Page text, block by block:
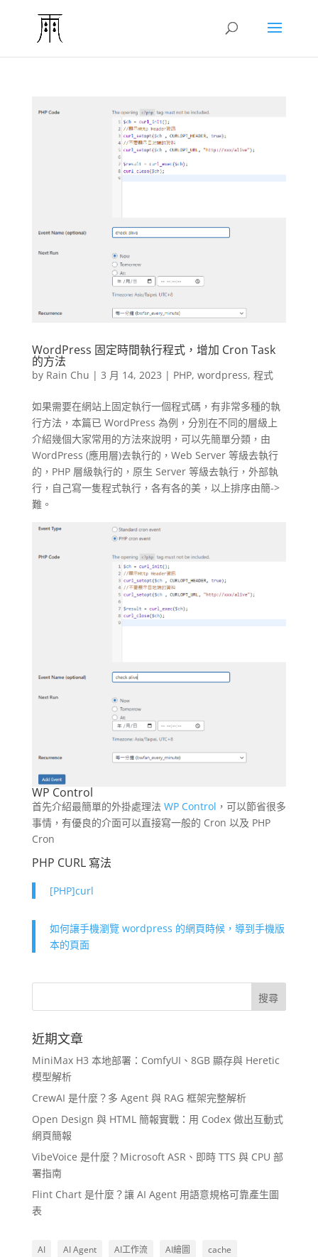
WordPress 固定時間執行程式，增加 Cron Task
的方法
by Rain Chu | 3 月 14, 2023 | PHP, wordpress, 程式
如果需要在網站上固定執行一個程式碼，有非常多種的執
行方法，本篇已 WordPress 為例，分別在不同的層級上
介紹幾個大家常用的方法來說明，可以先簡單分類，由
WordPress (應用層)去執行的，Web Server 等級去執行
的，PHP 層級執行的，原生 Server 等級去執行，外部執
行，自己寫一隻程式執行，各有各的美，以上排序由簡->
難。
WP Control
首先介紹最簡單的外掛處理法 WP Control ，可以節省很多
事情，有優良的介面可以直接寫一般的 Cron 以及 PHP
Cron
PHP CURL 寫法
[PHP]curl
如何讓手機瀏覽 wordpress 的網頁時候，導到手機版
本的頁面
近期文章
MiniMax H3 本地部署：ComfyUI、8GB 顯存與 Heretic
模型解析
CrewAI 是什麼？多 Agent 與 RAG 框架完整解析
Open Design 與 HTML 簡報實戰：用 Codex 做出互動式
網頁簡報
VibeVoice 是什麼？Microsoft ASR、即時 TTS 與 CPU 部
署指南
Flint Chart 是什麼？讓 AI Agent 用語意規格可靠產生圖
表
AI AI Agent AI工作流 AI繪圖
cache